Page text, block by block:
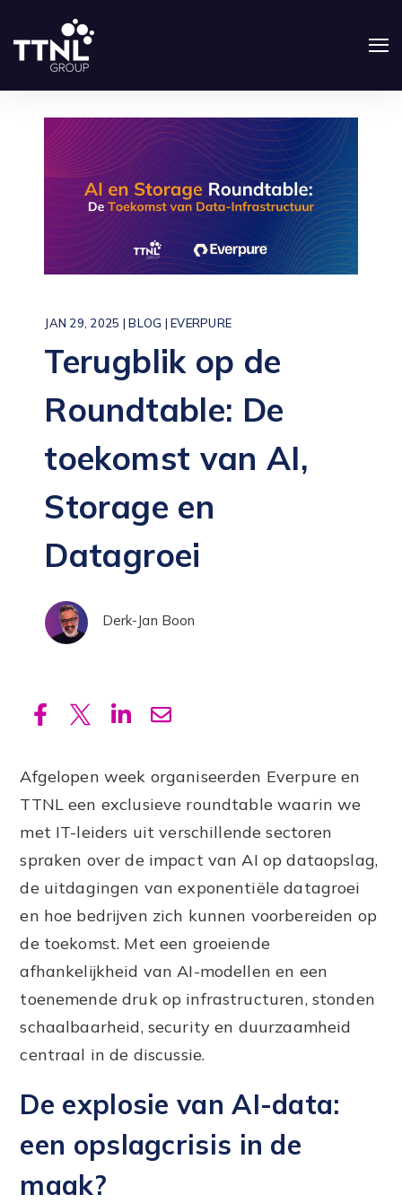
JAN 29, 2025 |BLOG |EVERPURE
Terugblik op de
Roundtable: De
toekomst van AI,
Storage en
Datagroei
Derk-Jan Boon
Afgelopen week organiseerden Everpure en
TTNL een exclusieve roundtable waarin we
met IT-leiders uit verschillende sectoren
spraken over de impact van AI op dataopslag,
de uitdagingen van exponentiële datagroei
en hoe bedrijven zich kunnen voorbereiden op
de toekomst. Met een groeiende
afhankelijkheid van AI-modellen en een
toenemende druk op infrastructuren, stonden
schaalbaarheid, security en duurzaamheid
centraal in de discussie.
De explosie van AI-data:
een opslagcrisis in de
maak?